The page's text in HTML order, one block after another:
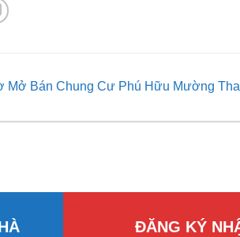
Mở Bán Chung Cư Phú Hữu Mường
ĐĂNG KÝ